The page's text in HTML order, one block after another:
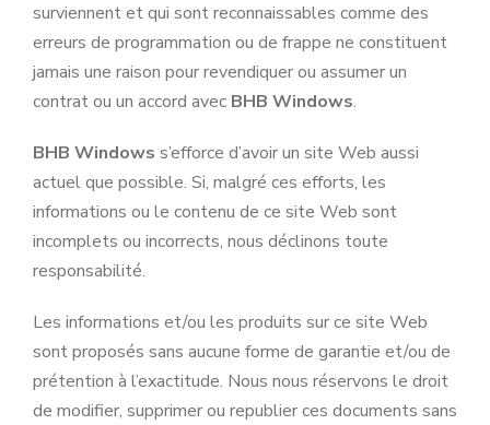
surviennent et qui sont reconnaissables comme des
erreurs de programmation ou de frappe ne constituent
jamais une raison pour revendiquer ou assumer un
contrat ou un accord avec BHB Windows.
BHB Windows s’efforce d’avoir un site Web aussi
actuel que possible. Si, malgré ces efforts, les
informations ou le contenu de ce site Web sont
incomplets ou incorrects, nous déclinons toute
responsabilité.
Les informations et/ou les produits sur ce site Web
sont proposés sans aucune forme de garantie et/ou de
prétention à l’exactitude. Nous nous réservons le droit
de modifier, supprimer ou republier ces documents sans